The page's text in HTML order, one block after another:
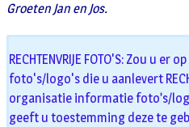
Groeten Jan en Jos.
RECHTENVRIJE FOTO'S: Zou u
foto's/logo's die u aanlevert
organisatie informatie foto’s/
geeft u toestemming deze te